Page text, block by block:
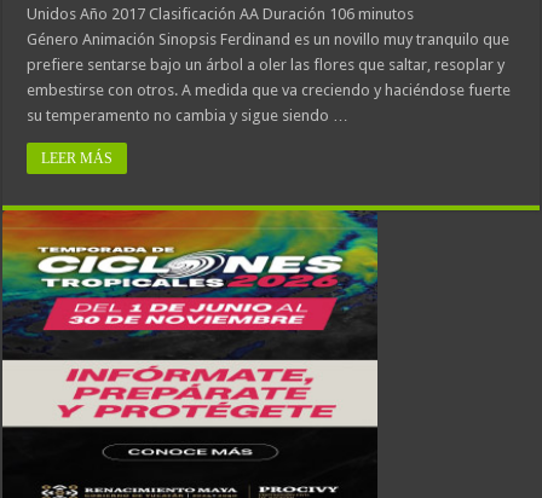
Unidos Año 2017 Clasificación AA Duración 106 minutos
Género Animación Sinopsis Ferdinand es un novillo muy tranquilo que
prefiere sentarse bajo un árbol a oler las flores que saltar, resoplar y
embestirse con otros. A medida que va creciendo y haciéndose fuerte
su temperamento no cambia y sigue siendo …
LEER MÁS